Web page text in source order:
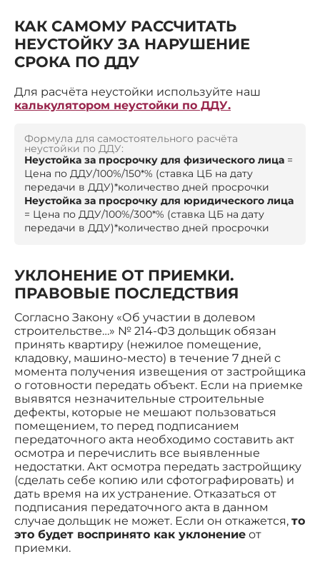
КАК САМОМУ РАССЧИТАТЬ
НЕУСТОЙКУ ЗА НАРУШЕНИЕ
СРОКА ПО ДДУ
Для расчёта неустойки используйте наш
калькулятором неустойки по ДДУ.
Формула для самостоятельного расчёта
неустойки по ДДУ:
Неустойка за просрочку для физического лица =
Цена по ДДУ/100%/150*% (ставка ЦБ на дату
передачи в ДДУ)*количество дней просрочки
Неустойка за просрочку для юридического лица
= Цена по ДДУ/100%/300*% (ставка ЦБ на дату
передачи в ДДУ)*количество дней просрочки
УКЛОНЕНИЕ ОТ ПРИЕМКИ.
ПРАВОВЫЕ ПОСЛЕДСТВИЯ
Согласно Закону «Об участии в долевом
строительстве…» № 214-ФЗ дольщик обязан
принять квартиру (нежилое помещение,
кладовку, машино-место) в течение 7 дней с
момента получения извещения от застройщика
о готовности передать объект. Если на приемке
выявятся незначительные строительные
дефекты, которые не мешают пользоваться
помещением, то перед подписанием
передаточного акта необходимо составить акт
осмотра и перечислить все выявленные
недостатки. Акт осмотра передать застройщику
(сделать себе копию или сфотографировать) и
дать время на их устранение. Отказаться от
подписания передаточного акта в данном
случае дольщик не может. Если он откажется, то
это будет воспринято как уклонение от
приемки.